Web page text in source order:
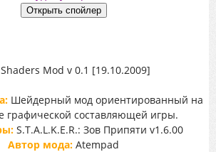
Mod v 0.1 [19.10.2009]
Шейдерный мод ориентированный на
графической составляющей игры.
S.T.A.L.K.E.R.: Зов Припяти v1.6.00
Автор мода: Atempad